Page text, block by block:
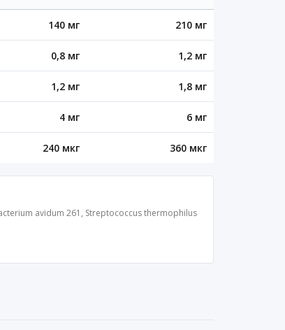
140 мг 210 мг
0,8 мг 1,2 мг
1,2 мг 1,8 мг
4 мг 6 мг
240 мкг 360 мкг
avidum 261, Streptococcus thermophilus